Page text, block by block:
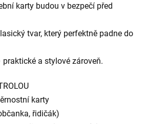
karty budou v bezpečí před
tvar, který perfektně padne do
a stylové zároveň.
karty
řidičák)